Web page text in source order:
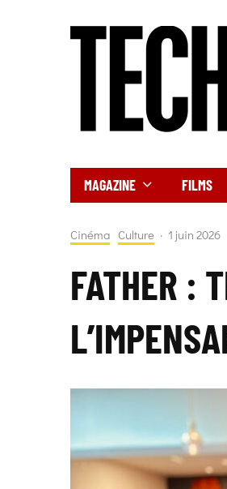
MAGAZINE FILMS
Cinéma Culture · 1 juin 2026
FATHER :